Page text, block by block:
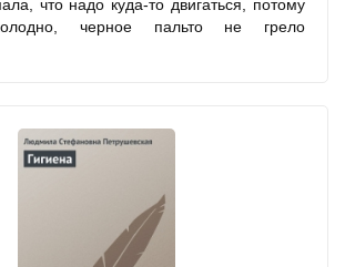
что надо куда-то двигаться, потому
черное пальто не грело